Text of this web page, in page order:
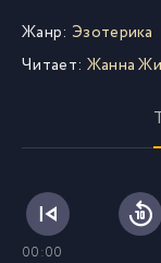
Жанр: Эзотерика
Читает: Жанна
00:00